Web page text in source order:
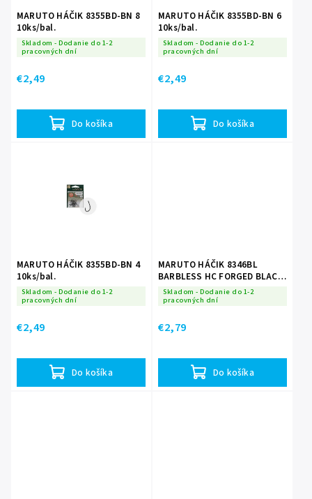
MARUTO HÁČIK 8355BD-BN 8
10ks/bal.
Skladom - Dodanie do 1-2
pracovných dní
€2,49
Do košíka
MARUTO HÁČIK 8355BD-BN 6
10ks/bal.
Skladom - Dodanie do 1-2
pracovných dní
€2,49
Do košíka
MARUTO HÁČIK 8355BD-BN 4
10ks/bal.
Skladom - Dodanie do 1-2
pracovných dní
€2,49
Do košíka
MARUTO HÁČIK 8346BL
BARBLESS HC FORGED BLACK
NICKEL 14 10ks/bal.
Skladom - Dodanie do 1-2
pracovných dní
€2,79
Do košíka